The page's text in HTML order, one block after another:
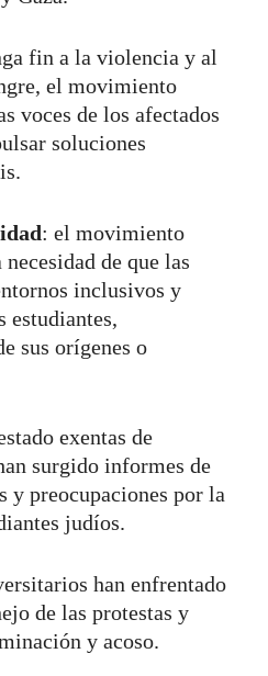
fin a la violencia y al
el movimiento
voces de los afectados
soluciones
: el movimiento
de que las
inclusivos y
estudiantes,
sus orígenes o
exentas de
surgido informes de
y preocupaciones por la
judíos.
han enfrentado
de las protestas y
y acoso.